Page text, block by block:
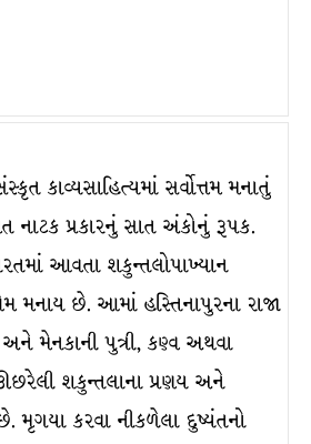
કાવ્યસાહિત્યમાં સર્વોત્તમ મનાતું
નાટક પ્રકારનું સાત અંકોનું રૂપક.
આવતા શકુન્તલોપાખ્યાન
મનાય છે. આમાં હસ્તિનાપુરના રાજા
અને મેનકાની પુત્રી, કણ્વ અથવા
શકુન્તલાના પ્રણય અને
મૃગયા કરવા નીકળેલા દુષ્યંતનો